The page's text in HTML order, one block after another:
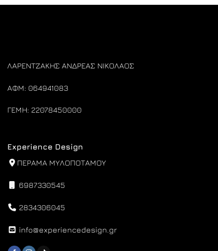
ΛΑΡΕΝΤΖΑΚΗΣ ΑΝΔΡΕΑΣ ΝΙΚΟΛΑΟΣ
ΑΦΜ: 064941083
ΓΕΜΗ: 22078450000
Experience Design
ΠΕΡΑΜΑ ΜΥΛΟΠΟΤΑΜΟΥ
6987330545
2834306045
info@experiencedesign.gr